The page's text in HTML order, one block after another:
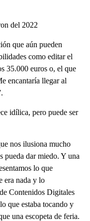
del 2022
que aún pueden
como editar el
35.000 euros o, el que
encantaría llegar al
idílica, pero puede ser
nos ilusiona mucho
pueda dar miedo. Y una
lo que
era nada y lo
Contenidos Digitales
que estaba tocando y
una escopeta de feria.